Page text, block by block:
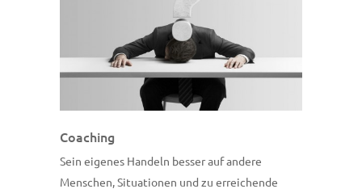
Coaching
Sein eigenes Handeln besser auf andere
Menschen, Situationen und zu erreichende